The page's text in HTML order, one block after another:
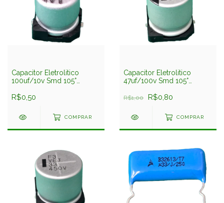
Capacitor Eletrolitico
100uf/10v Smd 105°
R$0,50
COMPRAR
Capacitor Eletrolitico
47uf/100v Smd 105°
R$1,00 R$0,80
COMPRAR